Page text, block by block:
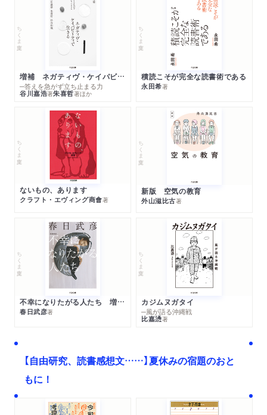
ちくま文庫
増補 ネガティヴ・ケイパビリティで生きる
─答えを急がず立ち止まる力
谷川嘉浩著朱喜哲著ほか
ちくま文庫
積読こそが完全な読書術である
永田希著
ちくま文庫
ないもの、あります
クラフト・エヴィング商會著
ちくま文庫
新版 空気の教育
外山滋比古著
ちくま文庫
不幸になりたがる人たち 増補新版
春日武彦著
ちくま文庫
カジムヌガタイ
─風が語る沖縄戦
比嘉慂著
【自由研究、読書感想文……】夏休みの宿題のおと
もに！